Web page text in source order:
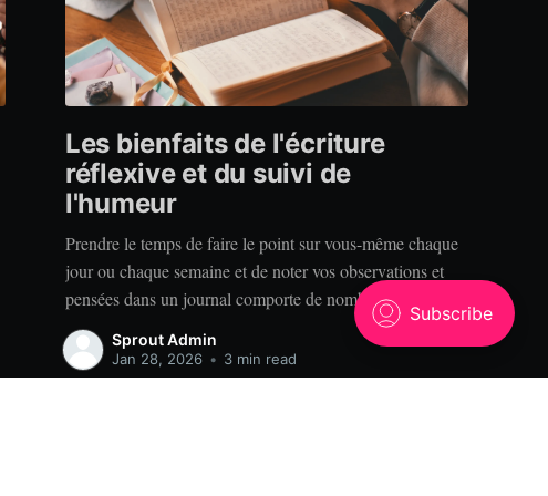
Les bienfaits de l'écriture
réflexive et du suivi de
l'humeur
Prendre le temps de faire le point sur vous-même chaque
jour ou chaque semaine et de noter vos observations et
pensées dans un journal comporte de nombreux
bénéfices. Alors, pourquoi tenir un journal? Clarté. Vous
est-il déjà arrivé de raconter votre expérience à quelqu’un
qui se rappelle des choses
Sprout Admin
Jan 28, 2026 • 3 min read